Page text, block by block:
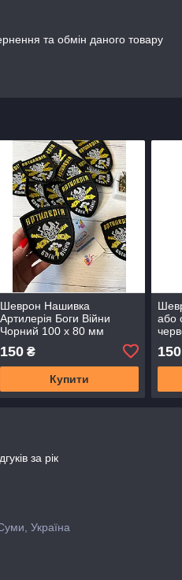
та обмін даного товару
Шеврон Нашивка
Артилерія Боги Війни
Чорний 100 х 80 мм
150₴
Купити
або
150
за рік
Україна